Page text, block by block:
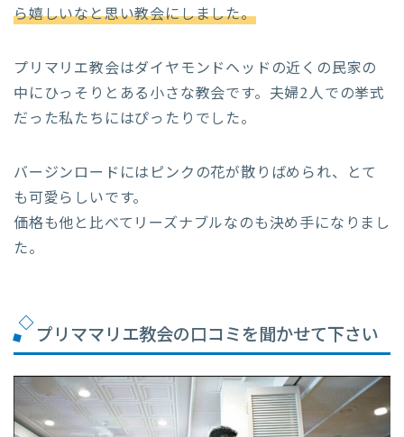
ら嬉しいなと思い教会にしました。
プリマリエ教会はダイヤモンドヘッドの近くの民家の
中にひっそりとある小さな教会です。夫婦2人での挙式
だった私たちにはぴったりでした。
バージンロードにはピンクの花が散りばめられ、とて
も可愛らしいです。
価格も他と比べてリーズナブルなのも決め手になりまし
た。
プリママリエ教会の口コミを聞かせて下さい